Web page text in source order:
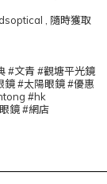
, 隨時獲取
#文青 #觀塘平光鏡
#太陽眼鏡 #優惠
#hk
鏡 #網店